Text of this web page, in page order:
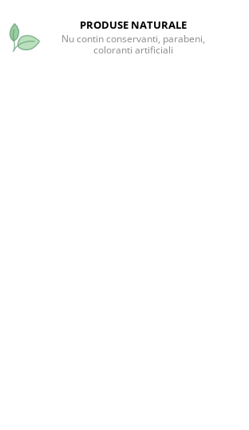
PRODUSE NATURALE
Nu contin conservanti, parabeni,
coloranti artificiali